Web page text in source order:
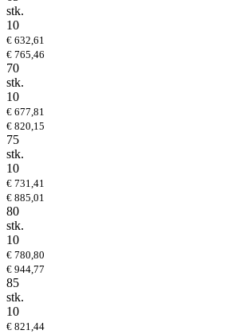
stk.
10
€ 632,61
€ 765,46
70
stk.
10
€ 677,81
€ 820,15
75
stk.
10
€ 731,41
€ 885,01
80
stk.
10
€ 780,80
€ 944,77
85
stk.
10
€ 821,44